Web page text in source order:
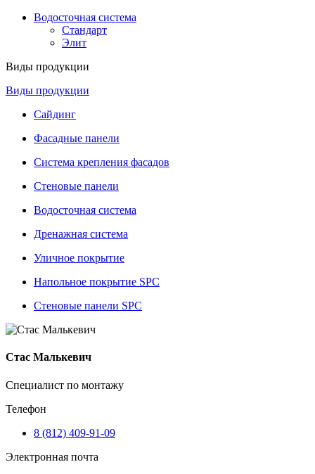
Водосточная система
Стандарт
Элит
Виды продукции
Виды продукции
Сайдинг
Фасадные панели
Система крепления фасадов
Стеновые панели
Водосточная система
Дренажная система
Уличное покрытие
Напольное покрытие SPC
Стеновые панели SPC
Стас Малькевич
Специалист по монтажу
Телефон
8 (812) 409-91-09
Электронная почта